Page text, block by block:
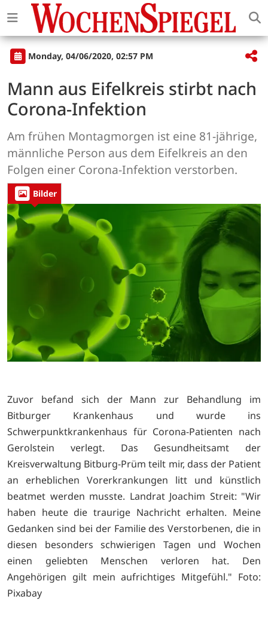
Monday, 04/06/2020, 02:57 PM
Mann aus Eifelkreis stirbt nach
Corona-Infektion
Am frühen Montagmorgen ist eine 81-jährige,
männliche Person aus dem Eifelkreis an den
Folgen einer Corona-Infektion verstorben.
Bilder
Zuvor befand sich der Mann zur Behandlung im
Bitburger Krankenhaus und wurde ins
Schwerpunktkrankenhaus für Corona-Patienten nach
Gerolstein verlegt. Das Gesundheitsamt der
Kreisverwaltung Bitburg-Prüm teilt mir, dass der Patient
an erheblichen Vorerkrankungen litt und künstlich
beatmet werden musste. Landrat Joachim Streit: "Wir
haben heute die traurige Nachricht erhalten. Meine
Gedanken sind bei der Familie des Verstorbenen, die in
diesen besonders schwierigen Tagen und Wochen
einen geliebten Menschen verloren hat. Den
Angehörigen gilt mein aufrichtiges Mitgefühl." Foto:
Pixabay